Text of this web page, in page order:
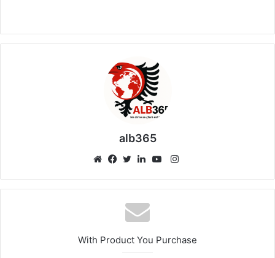
alb365
Instagram
With Product You Purchase